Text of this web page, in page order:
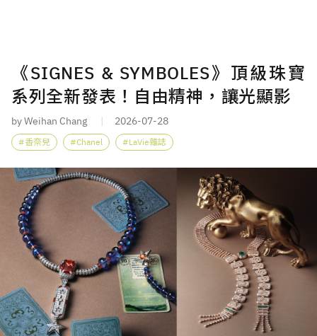
《SIGNES & SYMBOLES》頂級珠寶
系列全新發表！自由精神，讓光顯影
by Weihan Chang 2026-07-28
香奈兒 Chanel LaVie雜誌